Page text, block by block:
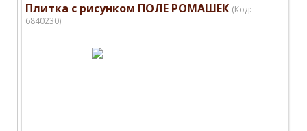
Плитка с рисунком ПОЛЕ РОМАШЕК (Код:
6840230)